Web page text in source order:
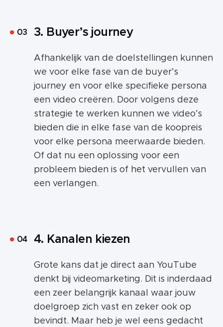
3. Buyer’s journey
Afhankelijk van de doelstellingen kunnen
we voor elke fase van de buyer’s
journey en voor elke specifieke persona
een video creëren. Door volgens deze
strategie te werken kunnen we video’s
bieden die in elke fase van de koopreis
voor elke persona meerwaarde bieden.
Of dat nu een oplossing voor een
probleem bieden is of het vervullen van
een verlangen.
4. Kanalen kiezen
Grote kans dat je direct aan YouTube
denkt bij videomarketing. Dit is inderdaad
een zeer belangrijk kanaal waar jouw
doelgroep zich vast en zeker ook op
bevindt. Maar heb je wel eens gedacht